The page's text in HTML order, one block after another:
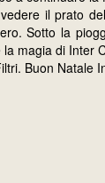
il prato
Sotto la
magia di Inter
Buon Natale